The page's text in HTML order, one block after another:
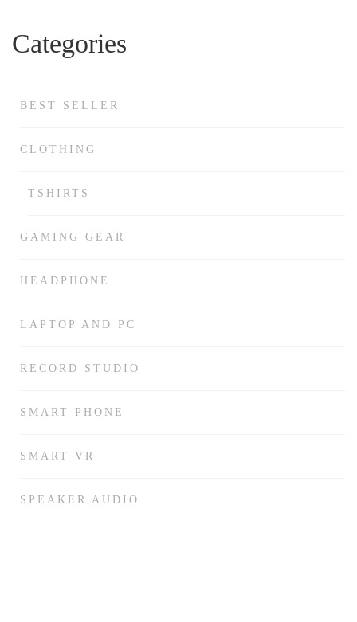
Categories
BEST SELLER
CLOTHING
TSHIRTS
GAMING GEAR
HEADPHONE
LAPTOP AND PC
RECORD STUDIO
SMART PHONE
SMART VR
SPEAKER AUDIO